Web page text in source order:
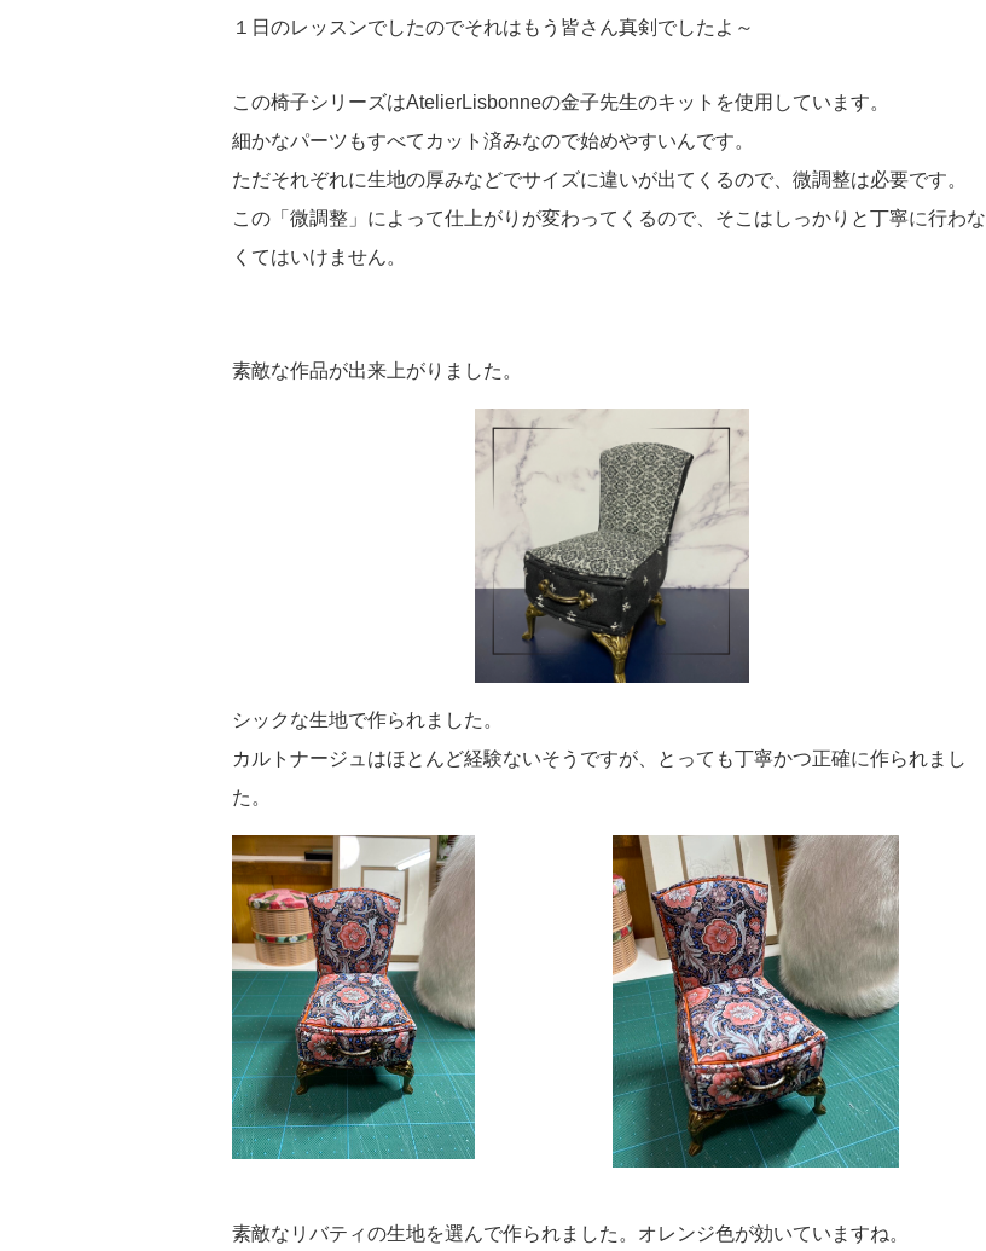
１日のレッスンでしたのでそれはもう皆さん真剣でしたよ～
この椅子シリーズはAtelierLisbonneの金子先生のキットを使用しています。
細かなパーツもすべてカット済みなので始めやすいんです。
ただそれぞれに生地の厚みなどでサイズに違いが出てくるので、微調整は必要です。
この「微調整」によって仕上がりが変わってくるので、そこはしっかりと丁寧に行わな
くてはいけません。
素敵な作品が出来上がりました。
シックな生地で作られました。
カルトナージュはほとんど経験ないそうですが、とっても丁寧かつ正確に作られまし
た。
素敵なリバティの生地を選んで作られました。オレンジ色が効いていますね。